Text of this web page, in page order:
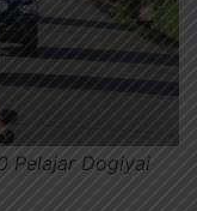
Pelajar Dogiyai